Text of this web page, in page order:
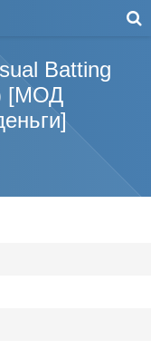
Batting
[МОД